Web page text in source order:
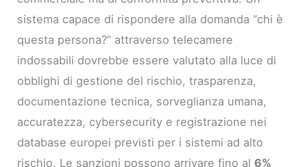
sistema capace di rispondere alla domanda “chi è
questa persona?” attraverso telecamere
indossabili dovrebbe essere valutato alla luce di
obblighi di gestione del rischio, trasparenza,
documentazione tecnica, sorveglianza umana,
accuratezza, cybersecurity e registrazione nei
database europei previsti per i sistemi ad alto
rischio. Le sanzioni possono arrivare fino al6%